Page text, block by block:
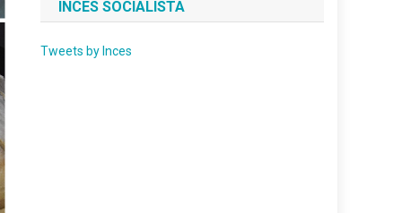
INCES SOCIALISTA
Tweets by Inces